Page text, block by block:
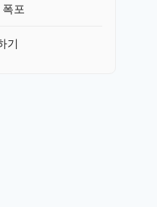
포
기